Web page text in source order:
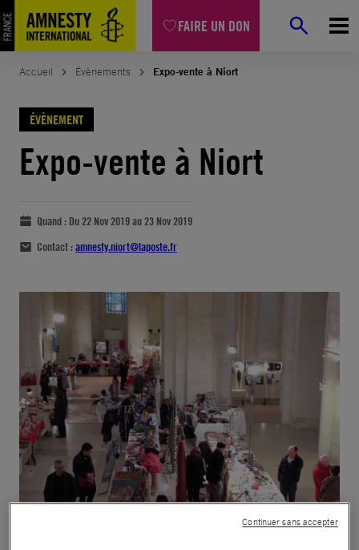
FAIRE UN DON
Accueil Évènements Expo-vente à Niort
ÉVÈNEMENT
Expo-vente à Niort
Quand : Du 22 Nov 2019 au 23 Nov 2019
Contact :amnesty.niort@laposte.fr
Continuer sans accepter